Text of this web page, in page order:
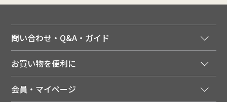
問い合わせ・Q&A・ガイド
ご利用ガイド
領収書について
お買い物を便利に
季節のカタログを無料でお届け
会員・マイページ